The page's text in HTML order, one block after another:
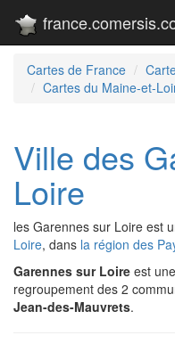
Cartes de France
Cartes du Maine-et-
Ville des
Loire
les Garennes sur Loire est
Loire, dans la région des
Garennes sur Loire est
regroupement des 2
Jean-des-Mauvrets.